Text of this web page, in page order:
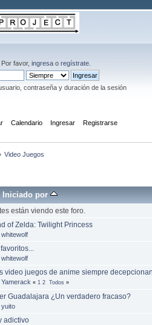
. Por favor, ingresa o regístrate
contraseña y duración de la sesión
Calendario Ingresar Registrarse
Video Juegos
Iniciado por
están viendo este foro.
of Zelda: Twilight Princess
whitewolf
whitewolf
video juegos de anime siempre
Yamerack « 1 2 Todos »
Guadalajara ¿Un verdadero fracaso?
yuito
adictivo